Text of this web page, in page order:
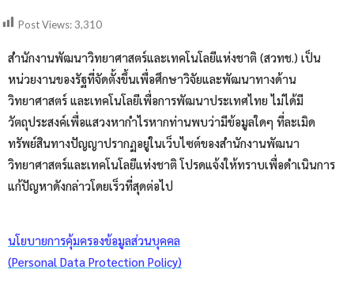
Post Views: 3,310
สำนักงานพัฒนาวิทยาศาสตร์และเทคโนโลยีแห่งชาติ (สวทช.) เป็น
หน่วยงานของรัฐที่จัดตั้งขึ้นเพื่อศึกษาวิจัยและพัฒนาทางด้าน
วิทยาศาสตร์ และเทคโนโลยีเพื่อการพัฒนาประเทศไทย ไม่ได้มี
วัตถุประสงค์เพื่อแสวงหากำไรหากท่านพบว่ามีข้อมูลใดๆ ที่ละเมิด
ทรัพย์สินทางปัญญาปรากฏอยู่ในเว็บไซต์ของสำนักงานพัฒนา
วิทยาศาสตร์และเทคโนโลยีแห่งชาติ โปรดแจ้งให้ทราบเพื่อดำเนินการ
แก้ปัญหาดังกล่าวโดยเร็วที่สุดต่อไป
นโยบายการคุ้มครองข้อมูลส่วนบุคคล
(Personal Data Protection Policy)